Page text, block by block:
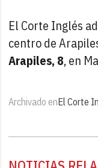
El Corte Inglés
centro de
Arapiles, 8, en
Archivado enEl Corte